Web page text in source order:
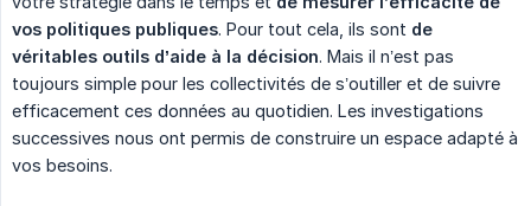
vos politiques publiques. Pour tout cela, ils sont de
véritables outils d’aide à la décision. Mais il n’est pas
toujours simple pour les collectivités de s’outiller et de suivre
efficacement ces données au quotidien. Les investigations
successives nous ont permis de construire un espace adapté à
vos besoins.